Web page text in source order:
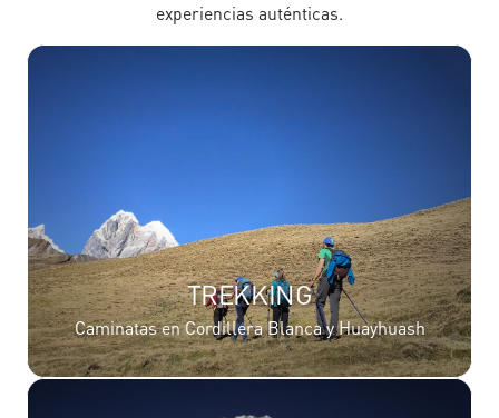
experiencias auténticas.
TREKKING
Caminatas en Cordillera Blanca y Huayhuash